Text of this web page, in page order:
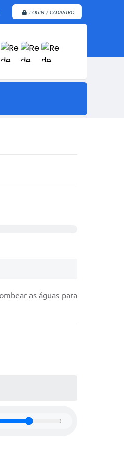
LOGIN / CADASTRO
as águas para